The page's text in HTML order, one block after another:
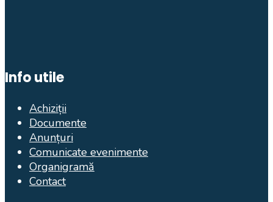
Info utile
Achiziții
Documente
Anunțuri
Comunicate evenimente
Organigramă
Contact